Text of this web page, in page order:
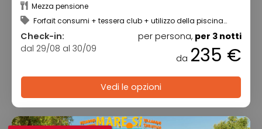
Mezza pensione
Forfait consumi + tessera club + utilizzo della piscina
Check-in:
dal 29/08 al 30/09
per persona, per 3 notti
da 235 €
Vedi le opzioni